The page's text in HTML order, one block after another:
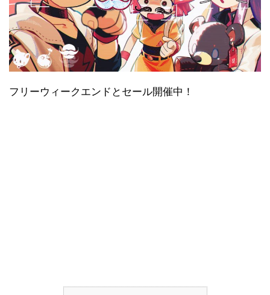
フリーウィークエンドとセール開催中！